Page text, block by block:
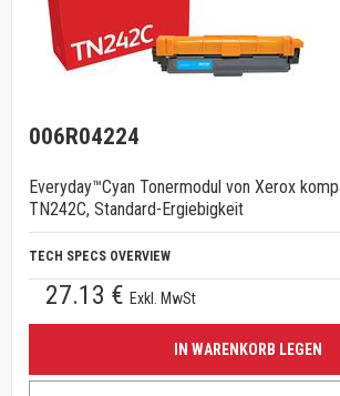
006R04224
Everyday™Cyan Tonermodul von Xerox
TN242C, Standard-Ergiebigkeit
TECH SPECS OVERVIEW
27.13 € Exkl. MwSt
IN WARENKORB LEGEN